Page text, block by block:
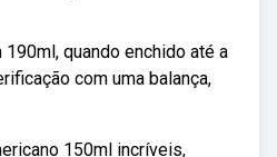
quando enchido até a
com uma balança,
150ml incríveis,